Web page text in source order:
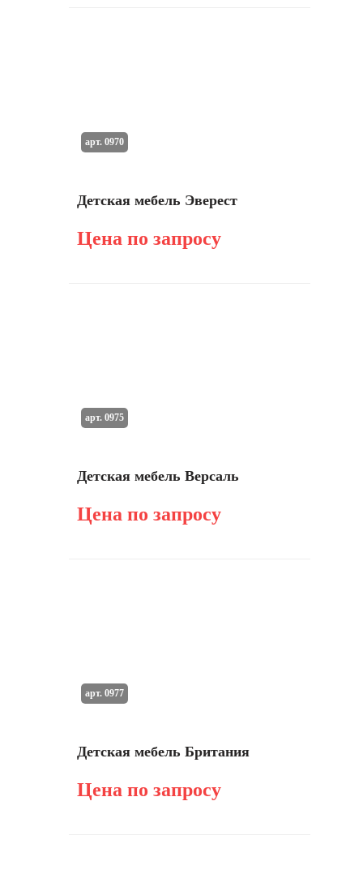
Детская мебель Эверест
Цена по запросу
арт. 0970
Детская мебель Версаль
Цена по запросу
арт. 0975
Детская мебель Британия
Цена по запросу
арт. 0977